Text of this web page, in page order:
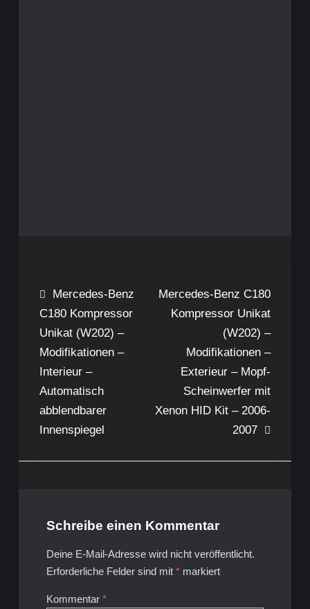
Beitragsnavigation
Mercedes-Benz
C180 Kompressor
Unikat (W202) –
Modifikationen –
Interieur –
Automatisch
abblendbarer
Innenspiegel
Mercedes-Benz C180
Kompressor Unikat
(W202) –
Modifikationen –
Exterieur – Mopf-
Scheinwerfer mit
Xenon HID Kit – 2006-
2007
Schreibe einen Kommentar
Deine E-Mail-Adresse wird nicht veröffentlicht.
Erforderliche Felder sind mit *markiert
Kommentar *